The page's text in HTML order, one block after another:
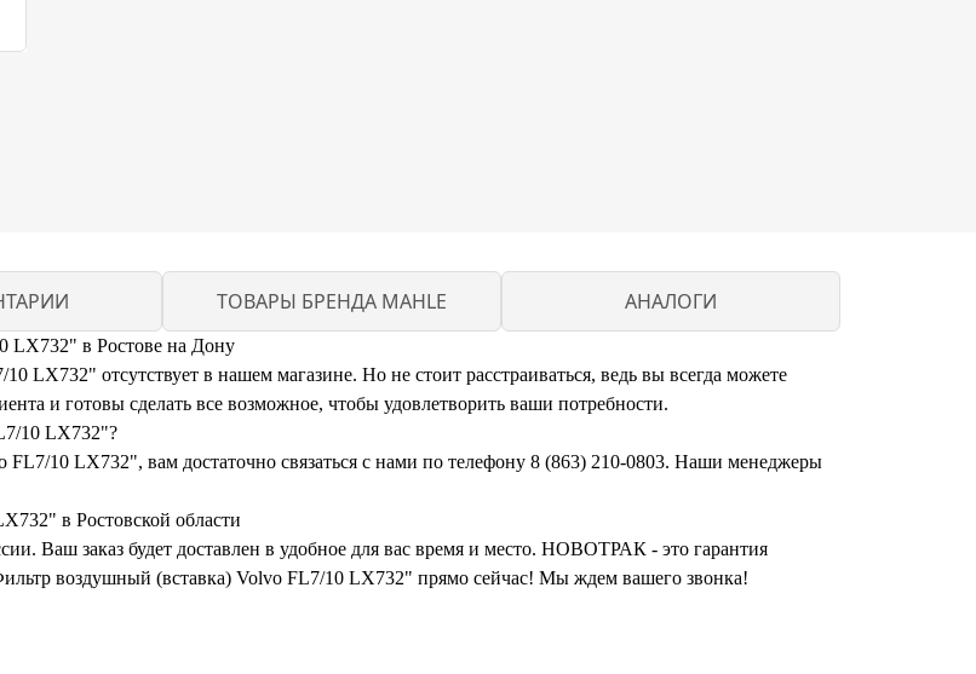
ТОВАРЫ БРЕНДА MAHLE АНАЛОГИ
LX732" в Ростове на Дону
отсутствует в нашем магазине. Но не стоит расстраиваться, ведь вы всегда можете
и готовы сделать все возможное, чтобы удовлетворить ваши потребности.
10 LX732"?
10 LX732", вам достаточно связаться с нами по телефону 8 (863) 210-0803. Наши менеджеры
в Ростовской области
Ваш заказ будет доставлен в удобное для вас время и место. НОВОТРАК - это гарантия
воздушный (вставка) Volvo FL7/10 LX732" прямо сейчас! Мы ждем вашего звонка!